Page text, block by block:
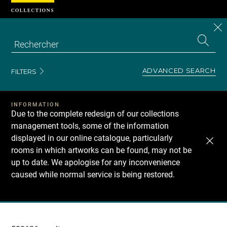
FILTERS ADVANCED SEARCH
INFORMATION
Due to the complete redesign of our collections
management tools, some of the information
displayed in our online catalogue, particularly
rooms in which artworks can be found, may not be
up to date. We apologise for any inconvenience
caused while normal service is being restored.
Recherche
Cookies management panel